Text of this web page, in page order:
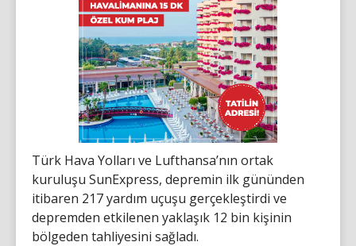
Türk Hava Yolları ve Lufthansa’nın ortak
kuruluşu SunExpress, depremin ilk gününden
itibaren 217 yardım uçuşu gerçekleştirdi ve
depremden etkilenen yaklaşık 12 bin kişinin
bölgeden tahliyesini sağladı.